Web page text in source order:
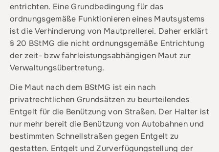
entrichten. Eine Grundbedingung für das
ordnungsgemäße Funktionieren eines Mautsystems
ist die Verhinderung von Mautprellerei. Daher erklärt
§ 20 BStMG die nicht ordnungsgemäße Entrichtung
der zeit- bzw fahrleistungsabhängigen Maut zur
Verwaltungsübertretung.
Die Maut nach dem BStMG ist ein nach
privatrechtlichen Grundsätzen zu beurteilendes
Entgelt für die Benützung von Straßen. Der Halter ist
nur mehr bereit die Benützung von Autobahnen und
bestimmten Schnellstraßen gegen Entgelt zu
gestatten. Entgelt und Zurverfügungstellung der